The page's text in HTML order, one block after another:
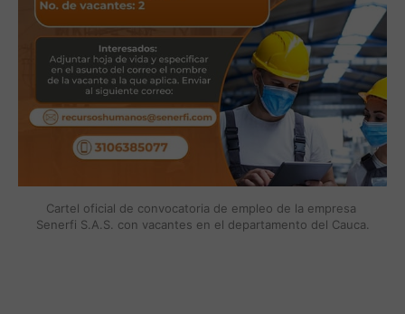
Cartel oficial de convocatoria de empleo de la empresa
Senerfi S.A.S. con vacantes en el departamento del Cauca.